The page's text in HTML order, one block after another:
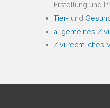
Erstellung und
Tier-und
allgemeines
Zivilrechtliches